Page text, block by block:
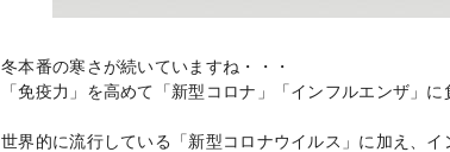
冬本番の寒さが続いていますね・・・
「免疫力」を高めて「新型コロナ」「インフルエンザ」に
世界的に流行している「新型コロナウイルス」に加え、イ